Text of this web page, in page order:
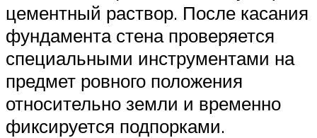
цементный раствор. После касания
фундамента стена проверяется
специальными инструментами на
предмет ровного положения
относительно земли и временно
фиксируется подпорками.